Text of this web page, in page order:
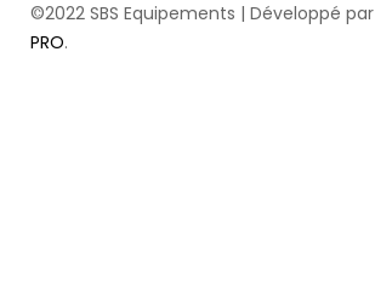
©2022 SBS Equipements | Développé par
PRO.